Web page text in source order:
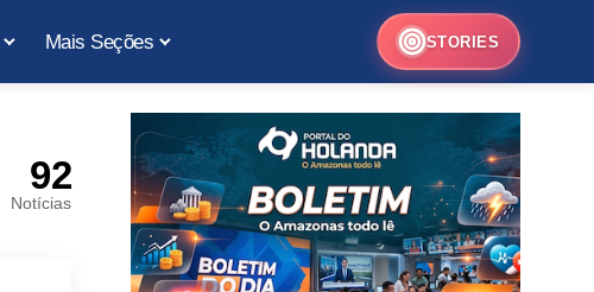
Mais Seções STORIES
92
Notícias